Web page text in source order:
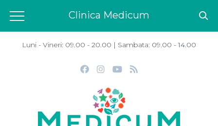
Luni - Vineri: 09.00 - 20.00 | Sambata: 09.00 - 14.00
Clinica Medicum